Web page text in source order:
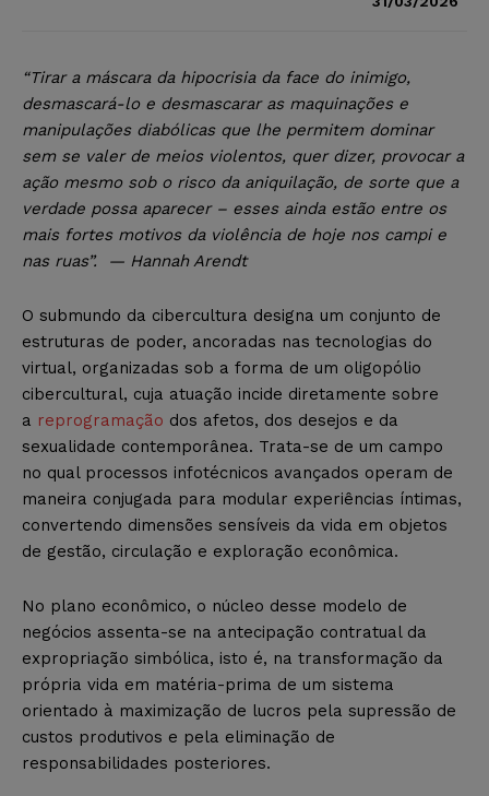
“Tirar a máscara da hipocrisia da face do inimigo,
desmascará-lo e desmascarar as maquinações e
manipulações diabólicas que lhe permitem dominar
sem se valer de meios violentos, quer dizer, provocar a
ação mesmo sob o risco da aniquilação, de sorte que a
verdade possa aparecer – esses ainda estão entre os
mais fortes motivos da violência de hoje nos campi e
nas ruas”.
— Hannah Arendt
O submundo da cibercultura designa um conjunto de
estruturas de poder, ancoradas nas tecnologias do
virtual, organizadas sob a forma de um oligopólio
cibercultural, cuja atuação incide diretamente sobre
a reprogramação dos afetos, dos desejos e da
sexualidade contemporânea. Trata-se de um campo
no qual processos infotécnicos avançados operam de
maneira conjugada para modular experiências íntimas,
convertendo dimensões sensíveis da vida em objetos
de gestão, circulação e exploração econômica.
No plano econômico, o núcleo desse modelo de
negócios assenta-se na antecipação contratual da
expropriação simbólica, isto é, na transformação da
própria vida em matéria-prima de um sistema
orientado à maximização de lucros pela supressão de
custos produtivos e pela eliminação de
responsabilidades posteriores.